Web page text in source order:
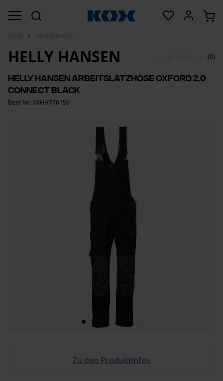
HELLY HANSEN (0)
Helly Hansen Arbeitslatzhose Oxford 2.0
Connect Black
Best-Nr.: XXHH77615S
Zu den Produktinfos